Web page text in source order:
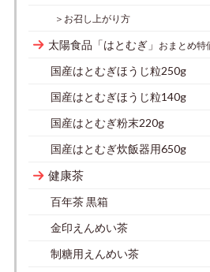
＞お召し上がり方
太陽食品「はとむぎ」 おまとめ特
国産はとむぎほうじ粒250g
国産はとむぎほうじ粒140g
国産はとむぎ粉末220g
国産はとむぎ炊飯器用650g
健康茶
百年茶 黒箱
金印えんめい茶
制糖用えんめい茶